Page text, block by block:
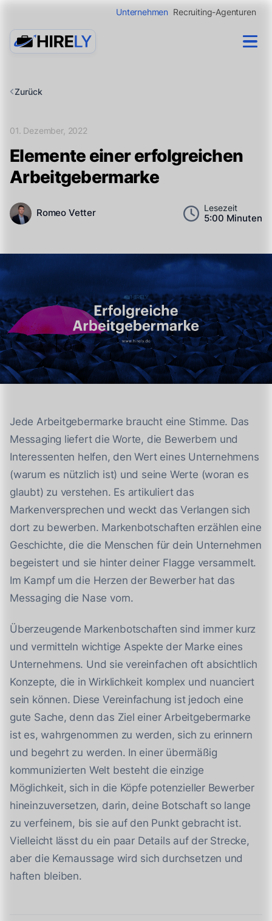
Unternehmen Recruiting-Agenturen
Zurück
01. Dezember, 2022
Elemente einer erfolgreichen
Arbeitgebermarke
Romeo Vetter Lesezeit
5:00 Minuten
Jede Arbeitgebermarke braucht eine Stimme. Das
Messaging liefert die Worte, die Bewerbern und
Interessenten helfen, den Wert eines Unternehmens
(warum es nützlich ist) und seine Werte (woran es
glaubt) zu verstehen. Es artikuliert das
Markenversprechen und weckt das Verlangen sich
dort zu bewerben. Markenbotschaften erzählen eine
Geschichte, die die Menschen für dein Unternehmen
begeistert und sie hinter deiner Flagge versammelt.
Im Kampf um die Herzen der Bewerber hat das
Messaging die Nase vorn.
Überzeugende Markenbotschaften sind immer kurz
und vermitteln wichtige Aspekte der Marke eines
Unternehmens. Und sie vereinfachen oft absichtlich
Konzepte, die in Wirklichkeit komplex und nuanciert
sein können. Diese Vereinfachung ist jedoch eine
gute Sache, denn das Ziel einer Arbeitgebermarke
ist es, wahrgenommen zu werden, sich zu erinnern
und begehrt zu werden. In einer übermäßig
kommunizierten Welt besteht die einzige
Möglichkeit, sich in die Köpfe potenzieller Bewerber
hineinzuversetzen, darin, deine Botschaft so lange
zu verfeinern, bis sie auf den Punkt gebracht ist.
Vielleicht lässt du ein paar Details auf der Strecke,
aber die Kernaussage wird sich durchsetzen und
haften bleiben.